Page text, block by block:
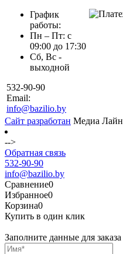
График
работы:
Пн – Пт: с
09:00 до 17:30
Сб, Вс -
выходной
532-90-90
Email:
info@bazilio.by
Сайт разработан Медиа Лайн
-->
Обратная связь
532-90-90
info@bazilio.by
Сравнение0
Избранное0
Корзина0
Купить в один клик
Заполните данные для заказа